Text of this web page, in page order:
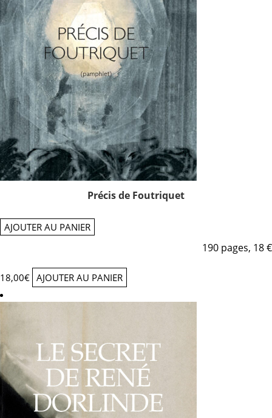
Précis de Foutriquet
AJOUTER AU PANIER
190 pages, 18 €
18,00€ AJOUTER AU PANIER